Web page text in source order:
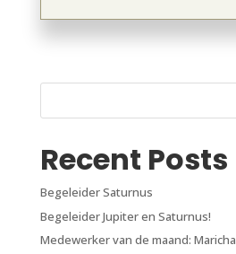
Recent Posts
Begeleider Saturnus
Begeleider Jupiter en Saturnus!
Medewerker van de maand: Maricha